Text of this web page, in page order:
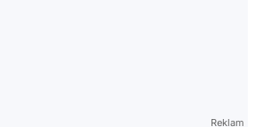
Reklam